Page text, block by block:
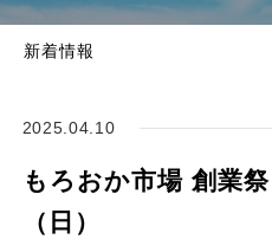
新着情報
2025.04.10
もろおか市場 創業
（日）